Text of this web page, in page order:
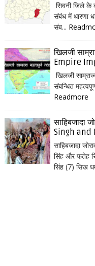
सिवनी जिले के
संबंध में धारणा
संब...
खिलजी
Empire
खिलजी
संबन्धित
Readmore
साहिबजादा
Singh and
साहिबजादा
सिंह और फतेह
सिंह (7) सिख